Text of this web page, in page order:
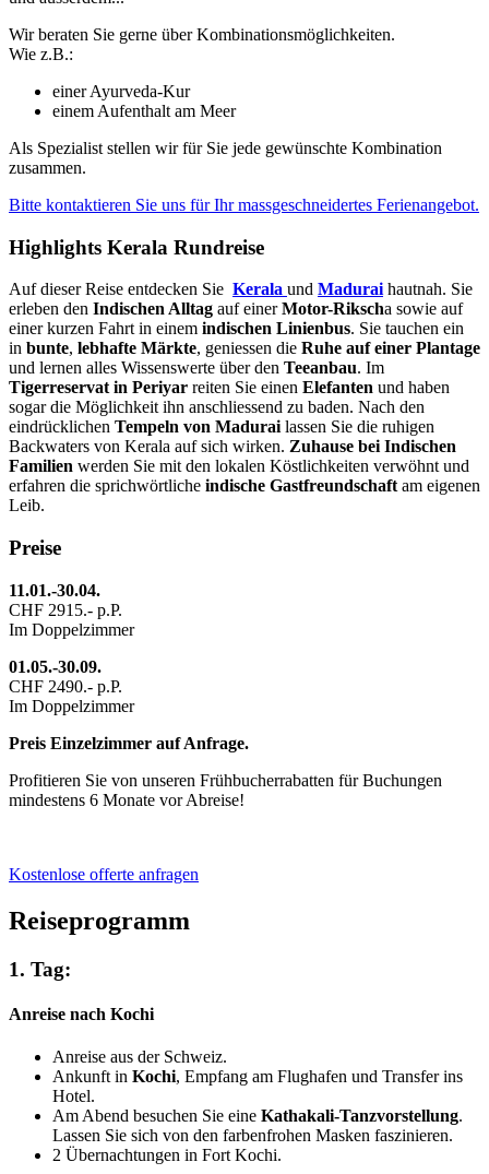
Wir beraten Sie gerne über Kombinationsmöglichkeiten.
Wie z.B.:
einer Ayurveda-Kur
einem Aufenthalt am Meer
Als Spezialist stellen wir für Sie jede gewünschte Kombination
zusammen.
Bitte kontaktieren Sie uns für Ihr massgeschneidertes Ferienangebot.
Highlights Kerala Rundreise
Auf dieser Reise entdecken Sie Kerala und Maduraihautnah. Sie
erleben den Indischen Alltag auf einerMotor-Rikscha sowie auf
einer kurzen Fahrt in einem indischen Linienbus. Sie tauchen ein
in bunte, lebhafte Märkte, geniessen die Ruhe auf einer Plantage
und lernen alles Wissenswerte über den Teeanbau. Im
Tigerreservat in Periyar reiten Sie einen Elefanten und haben
sogar die Möglichkeit ihn anschliessend zu baden. Nach den
eindrücklichen Tempeln von Madurailassen Sie die ruhigen
Backwaters von Kerala auf sich wirken. Zuhause bei Indischen
Familien werden Sie mit den lokalen Köstlichkeiten verwöhnt und
erfahren die sprichwörtliche indische Gastfreundschaftam eigenen
Leib.
Preise
11.01.-30.04.
CHF 2915.- p.P.
Im Doppelzimmer
01.05.-30.09.
CHF 2490.- p.P.
Im Doppelzimmer
Preis Einzelzimmer auf Anfrage.
Profitieren Sie von unseren Frühbucherrabatten für Buchungen
mindestens 6 Monate vor Abreise!
Kostenlose offerte anfragen
Reiseprogramm
1. Tag:
Anreise nach Kochi
Anreise aus der Schweiz.
Ankunft in Kochi, Empfang am Flughafen und Transfer ins
Hotel.
Am Abend besuchen Sie eine Kathakali-Tanzvorstellung.
Lassen Sie sich von den farbenfrohen Masken faszinieren.
2 Übernachtungen in Fort Kochi.